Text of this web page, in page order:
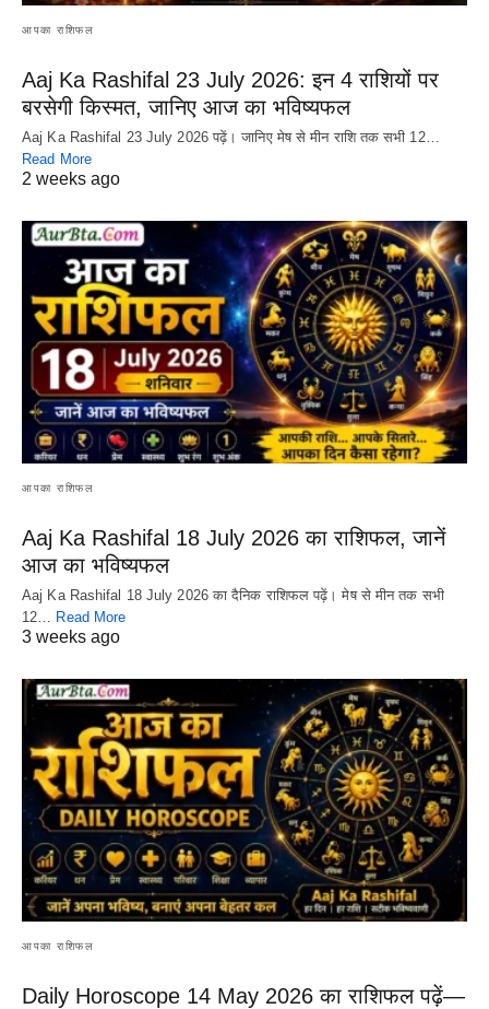
आपका राशिफल
Aaj Ka Rashifal 23 July 2026: इन 4 राशियों पर
बरसेगी किस्मत, जानिए आज का भविष्यफल
Aaj Ka Rashifal 23 July 2026 पढ़ें। जानिए मेष से मीन राशि तक सभी 12…
Read More
2 weeks ago
आपका राशिफल
Aaj Ka Rashifal 18 July 2026 का राशिफल, जानें
आज का भविष्यफल
Aaj Ka Rashifal 18 July 2026 का दैनिक राशिफल पढ़ें। मेष से मीन तक सभी
12…
Read More
3 weeks ago
आपका राशिफल
Daily Horoscope 14 May 2026 का राशिफल पढ़ें—